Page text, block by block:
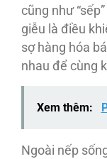
cũng như
giễu là điều
sợ hàng hóa
nhau để cùng
Xem thêm:
Ngoài nếp